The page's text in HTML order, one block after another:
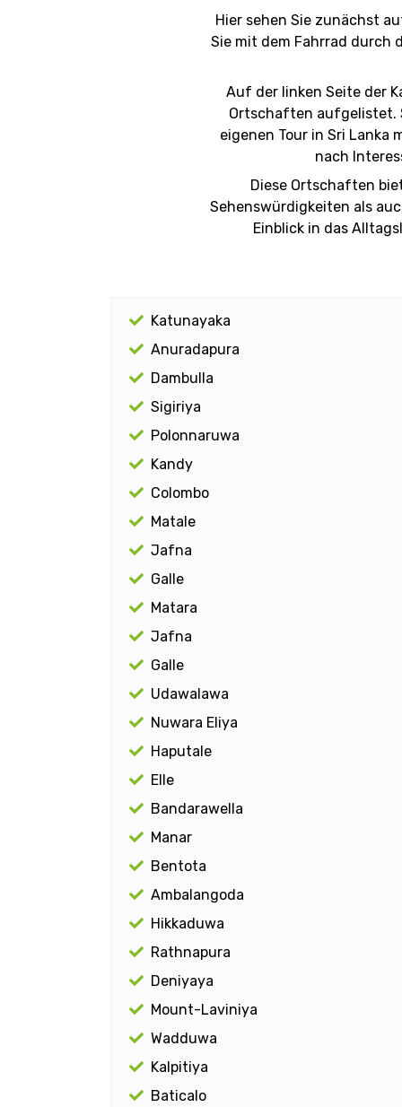
Hier sehen Sie zunächst
Sie mit dem Fahrrad durch
Auf der linken Seite der
Ortschaften aufgelistet.
eigenen Tour in Sri Lanka
nach
Diese Ortschaften
Sehenswürdigkeiten als
Einblick in das
Katunayaka
Anuradapura
Dambulla
Sigiriya
Polonnaruwa
Kandy
Colombo
Matale
Jafna
Galle
Matara
Jafna
Galle
Udawalawa
Nuwara Eliya
Haputale
Elle
Bandarawella
Manar
Bentota
Ambalangoda
Hikkaduwa
Rathnapura
Deniyaya
Mount-Laviniya
Wadduwa
Kalpitiya
Baticalo